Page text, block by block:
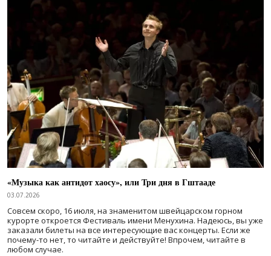
«Музыка как антидот хаосу», или Три дня в Гштааде
03.07.2026
Совсем скоро, 16 июля, на знаменитом швейцарском горном
курорте откроется Фестиваль имени Менухина. Надеюсь, вы уже
заказали билеты на все интересующие вас концерты. Если же
почему-то нет, то читайте и действуйте! Впрочем, читайте в
любом случае.